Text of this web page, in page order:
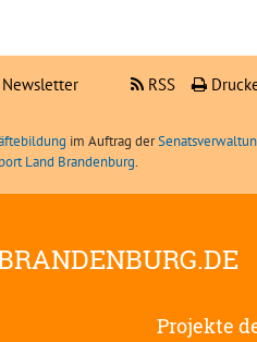
Newsletter RSS
im Auftrag der
Land Brandenburg.
Projekte